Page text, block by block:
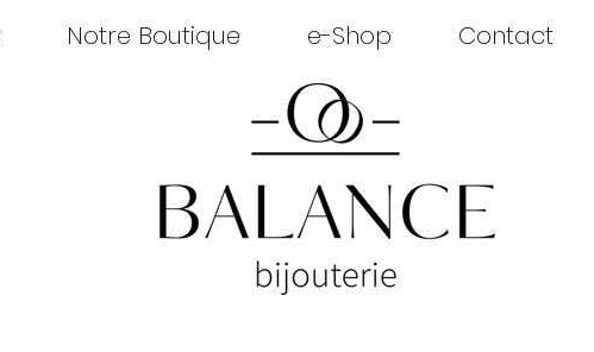
Notre Boutique e-Shop Contact